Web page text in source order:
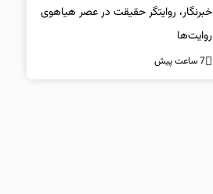
خبرنگار، روایتگر حقیقت در عصر هیاهوی
روایت‌ها
7 ساعت پیش